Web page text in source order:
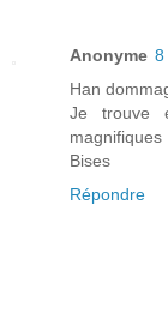
Anonyme 8
Han
Je trouve
magnifiques
Bises
Répondre